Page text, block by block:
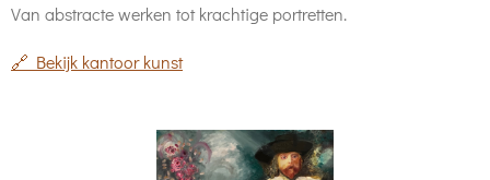
Van abstracte werken tot krachtige portretten.
🔗 Bekijk kantoor kunst